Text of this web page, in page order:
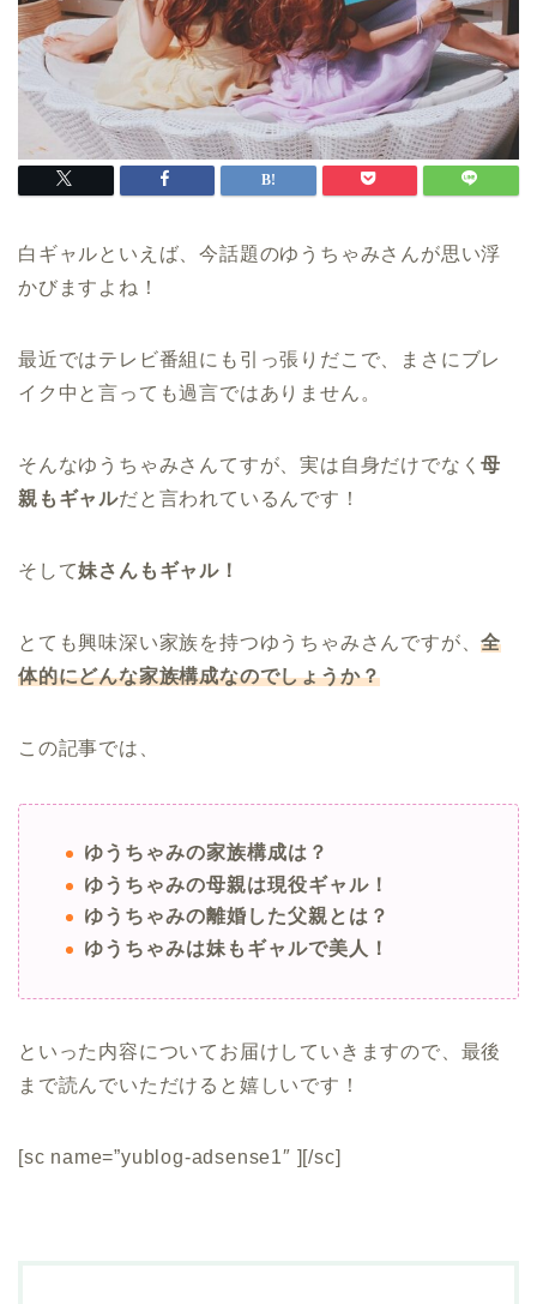
白ギャルといえば、今話題のゆうちゃみさんが思い浮
かびますよね！
最近ではテレビ番組にも引っ張りだこで、まさにブレ
イク中と言っても過言ではありません。
そんなゆうちゃみさんてすが、実は自身だけでなく母
親もギャルだと言われているんです！
そして妹さんもギャル！
とても興味深い家族を持つゆうちゃみさんですが、全
体的にどんな家族構成なのでしょうか？
この記事では、
ゆうちゃみの家族構成は？
ゆうちゃみの母親は現役ギャル！
ゆうちゃみの離婚した父親とは？
ゆうちゃみは妹もギャルで美人！
といった内容についてお届けしていきますので、最後
まで読んでいただけると嬉しいです！
[sc name=”yublog-adsense1″ ][/sc]